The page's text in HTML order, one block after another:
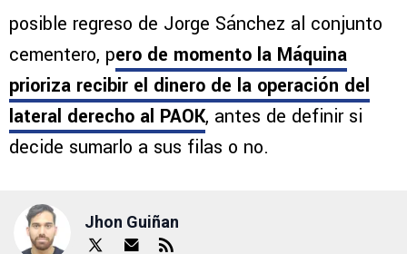
posible regreso de Jorge Sánchez al conjunto
cementero, pero de momento la Máquina
prioriza recibir el dinero de la operación del
lateral derecho al PAOK, antes de definir si
decide sumarlo a sus filas o no.
Jhon Guiñan